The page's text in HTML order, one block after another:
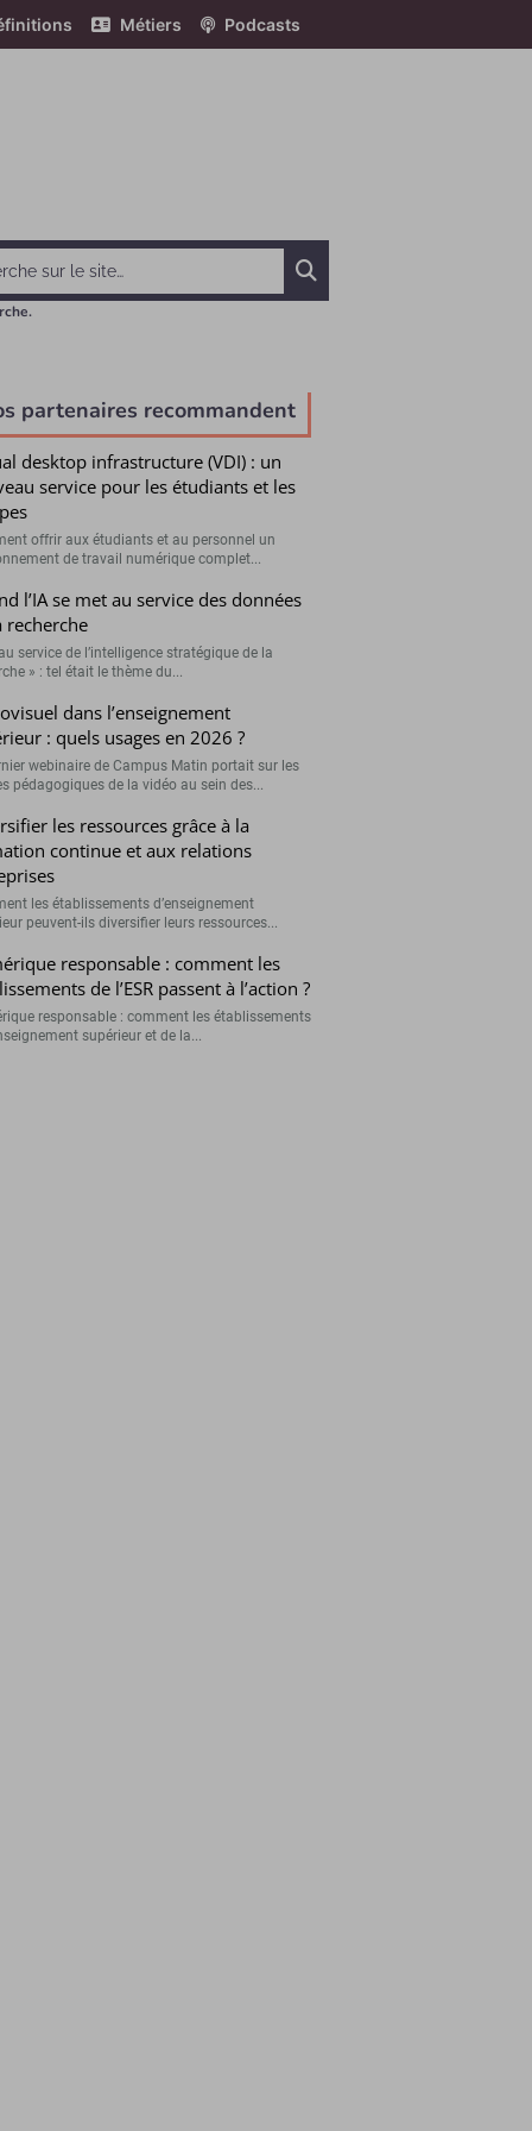
Métiers Podcasts
partenaires recommandent
desktop infrastructure (VDI) : un
service pour les étudiants et les
offrir aux étudiants et au personnel un
de travail numérique complet...
l’IA se met au service des données
recherche
au service de l’intelligence stratégique de la
» : tel était le thème du...
dans l’enseignement
: quels usages en 2026 ?
webinaire de Campus Matin portait sur les
pédagogiques de la vidéo au sein des...
les ressources grâce à la
continue et aux relations
les établissements d’enseignement
peuvent-ils diversifier leurs ressources...
responsable : comment les
de l’ESR passent à l’action ?
responsable : comment les établissements
supérieur et de la...